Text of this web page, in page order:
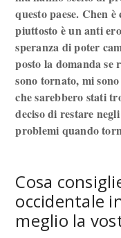
questo paese. Chen
piuttosto è un anti
speranza di poter
posto la domanda se
sono tornato, mi
che sarebbero stati
deciso di restare
problemi quando
Cosa
occidentale
meglio la